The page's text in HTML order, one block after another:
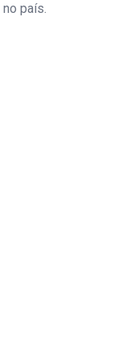
país.